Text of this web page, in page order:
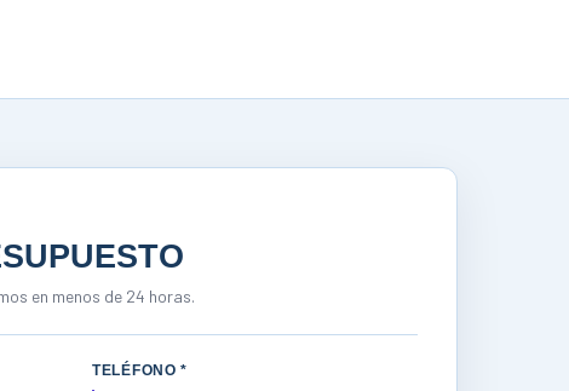
en menos de 24 horas.
TELÉFONO *